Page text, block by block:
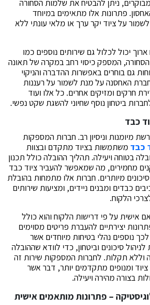
ניתן להבטיח את שלמות הסחורה
פתרונות אלו מתאימים במיוחד
על ציוד יקר ערך או מלאי עונתי ללא
יכול לכלול גם שירותים נוספים כמו
המספק כיסוי רחב במקרה של תאונה
גם בוחרים באפשרות ההדברה והניקוי
האחסנה על מנת לשמור על רעננות
חרקים ומזיקים אחרים. כל אלו ועוד
ביטחון נוסף שחיוני להשגת שקט נפשי.
כבד
מיומנות וניסיון רב. חברות המספקות
כבד משתמשות בציוד מתקדם ובצוות
בטוחה ויעילה. תהליך ההובלה כולל תכנון
מחמירים, מה שמאפשר להעביר ציוד כבד
מיותרים. חברות אלו מתמחות בהובלת
כבדים ומבנים ניידים, ומציעות שירותים
הלקוח.
אישית על פי דרישות הלקוח והוא כולל
יצירתיים להעברת פריטים מסוימים
נוספים נהלי בטיחות מיוחדים אשר
סיכונים וביטחון, כדי לוודא שההובלה
וללא תקלות. לחברות המספקות שירות זה
ומנופים מתקדמים יותר, דבר אשר
בצורה מהירה ויעילה.
– פתרונות מותאמים אישית